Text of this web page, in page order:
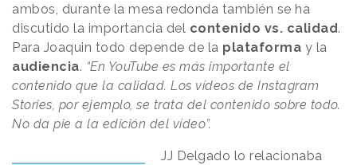
ambos, durante la mesa redonda también se ha
discutido la importancia del contenido vs. calidad.
Para Joaquin todo depende de la plataforma y la
audiencia. “En YouTube es más importante el
contenido que la calidad. Los vídeos de Instagram
Stories, por ejemplo, se trata del contenido sobre todo.
No da pie a la edición del vídeo”.
JJ Delgado lo relacionaba